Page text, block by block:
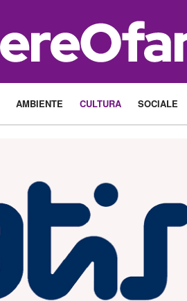
AMBIENTE CULTURA SOCIALE